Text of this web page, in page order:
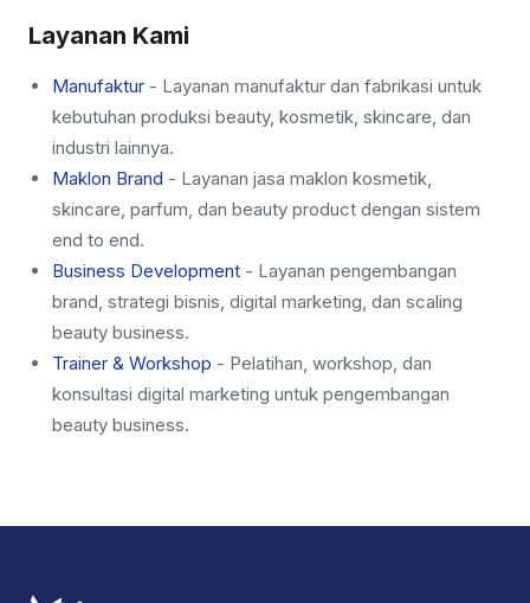
Layanan Kami
Manufaktur - Layanan manufaktur dan fabrikasi untuk
kebutuhan produksi beauty, kosmetik, skincare, dan
industri lainnya.
Maklon Brand - Layanan jasa maklon kosmetik,
skincare, parfum, dan beauty product dengan sistem
end to end.
Business Development - Layanan pengembangan
brand, strategi bisnis, digital marketing, dan scaling
beauty business.
Trainer & Workshop - Pelatihan, workshop, dan
konsultasi digital marketing untuk pengembangan
beauty business.